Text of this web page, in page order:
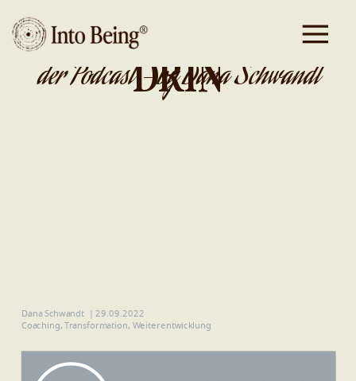
DA IST GOLD
DRIN
der Podcast - by Dana Schwandt
Dana Schwandt
29.09.2022
Coaching, Transformation, Weiterentwicklung